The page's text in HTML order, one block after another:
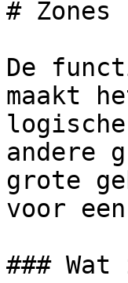
# Zones
De
maakt
andere
grote
voor
###